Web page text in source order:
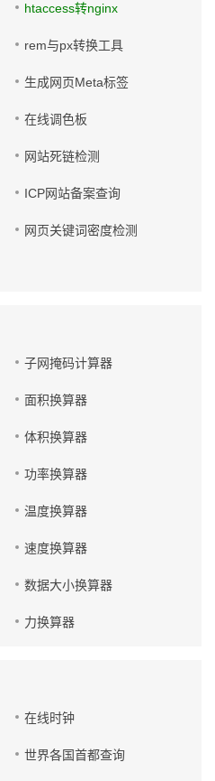
htaccess转nginx
rem与px转换工具
生成网页Meta标签
在线调色板
网站死链检测
ICP网站备案查询
网页关键词密度检测
子网掩码计算器
面积换算器
体积换算器
功率换算器
温度换算器
速度换算器
数据大小换算器
力换算器
在线时钟
世界各国首都查询